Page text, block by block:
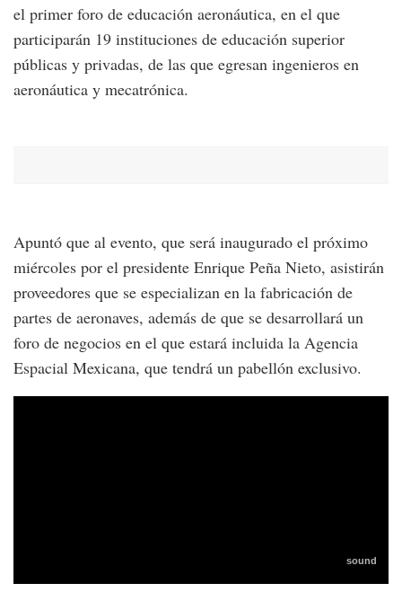
el primer foro de educación aeronáutica, en el que
participarán 19 instituciones de educación superior
públicas y privadas, de las que egresan ingenieros en
aeronáutica y mecatrónica.
Apuntó que al evento, que será inaugurado el próximo
miércoles por el presidente Enrique Peña Nieto, asistirán
proveedores que se especializan en la fabricación de
partes de aeronaves, además de que se desarrollará un
foro de negocios en el que estará incluida la Agencia
Espacial Mexicana, que tendrá un pabellón exclusivo.